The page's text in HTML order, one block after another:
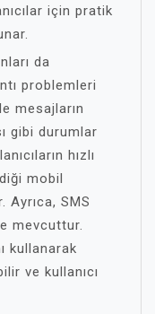
için pratik
da
problemleri
mesajların
gibi durumlar
hızlı
mobil
Ayrıca, SMS
mevcuttur.
kullanarak
ve kullanıcı